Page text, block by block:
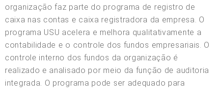
organização faz parte do programa de registro de
caixa nas contas e caixa registradora da empresa. O
programa USU acelera e melhora qualitativamente a
contabilidade e o controle dos fundos empresariais. O
controle interno dos fundos da organização é
realizado e analisado por meio da função de auditoria
integrada. O programa pode ser adequado para